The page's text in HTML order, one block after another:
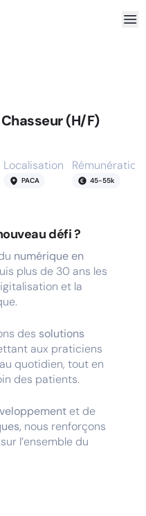
(H/F)
Localisation
PACA
Rémunération
45-55k
défi ?
numérique en
plus de 30 ans les
et la
des solutions
aux praticiens
quotidien, tout en
des patients.
et de
nous renforçons
l’ensemble du